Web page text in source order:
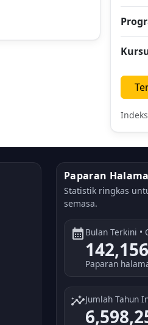
Paparan
Statistik ringkas
semasa.
calendar_month Bulan Terkini •
142,156
Paparan
insightsJumlah Tahun